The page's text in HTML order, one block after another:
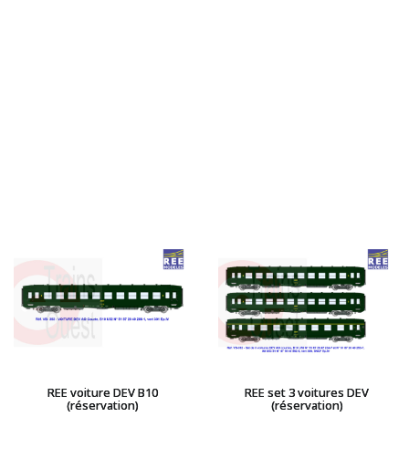
REE voiture DEV B10
(réservation)
REE set 3 voitures DEV
(réservation)